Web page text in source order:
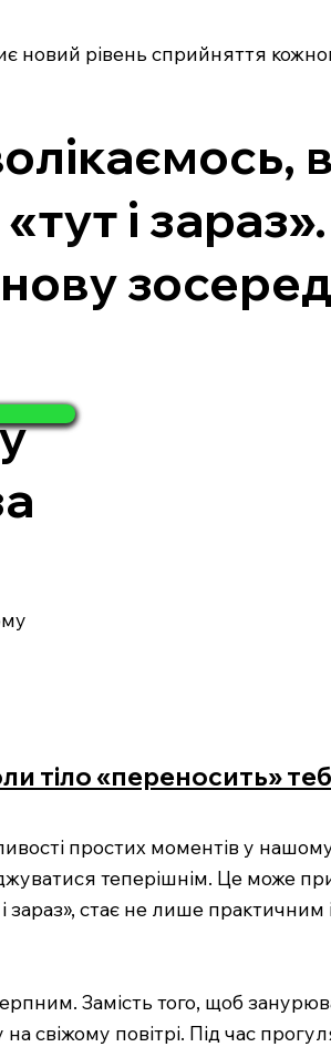
новий рівень сприйняття
і
тіло «переносить»
простих моментів у
теперішнім. Це може
зараз», стає не лише
Замість того, щоб
свіжому повітрі. Під час